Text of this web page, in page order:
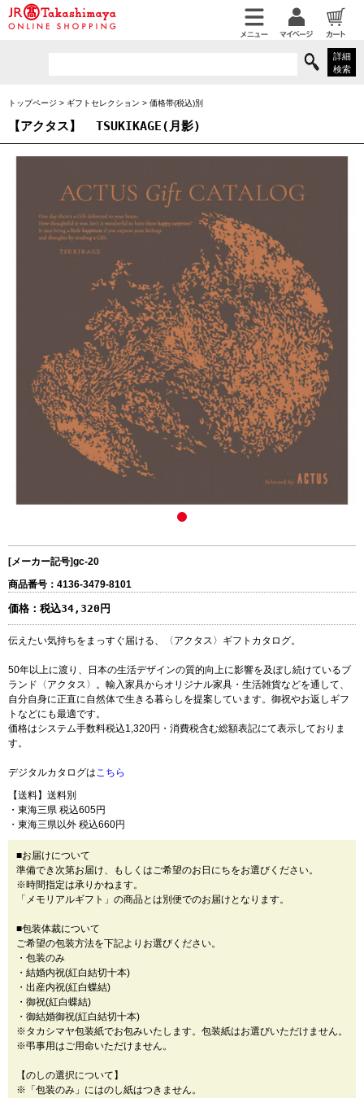
詳細
検索
トップページ > ギフトセレクション > 価格帯(税込)別
【アクタス】 TSUKIKAGE(月影)
[メーカー記号]gc-20
商品番号：4136-3479-8101
価格： 税込34,320円
伝えたい気持ちをまっすぐ届ける、〈アクタス〉ギフトカタログ。
50年以上に渡り、日本の生活デザインの質的向上に影響を及ぼし続けているブ
ランド〈アクタス〉。輸入家具からオリジナル家具・生活雑貨などを通して、
自分自身に正直に自然体で生きる暮らしを提案しています。御祝やお返しギフ
トなどにも最適です。
価格はシステム手数料税込1,320円・消費税含む総額表記にて表示しておりま
す。
デジタルカタログはこちら
【送料】送料別
・東海三県 税込605円
・東海三県以外 税込660円
■お届けについて
準備でき次第お届け、もしくはご希望のお日にちをお選びください。
※時間指定は承りかねます。
「メモリアルギフト」の商品とは別便でのお届けとなります。
■包装体裁について
ご希望の包装方法を下記よりお選びください。
・包装のみ
・結婚内祝(紅白結切十本)
・出産内祝(紅白蝶結)
・御祝(紅白蝶結)
・御結婚御祝(紅白結切十本)
※タカシマヤ包装紙でお包みいたします。包装紙はお選びいただけません。
※弔事用はご用命いただけません。
【のしの選択について】
※「包装のみ」にはのし紙はつきません。